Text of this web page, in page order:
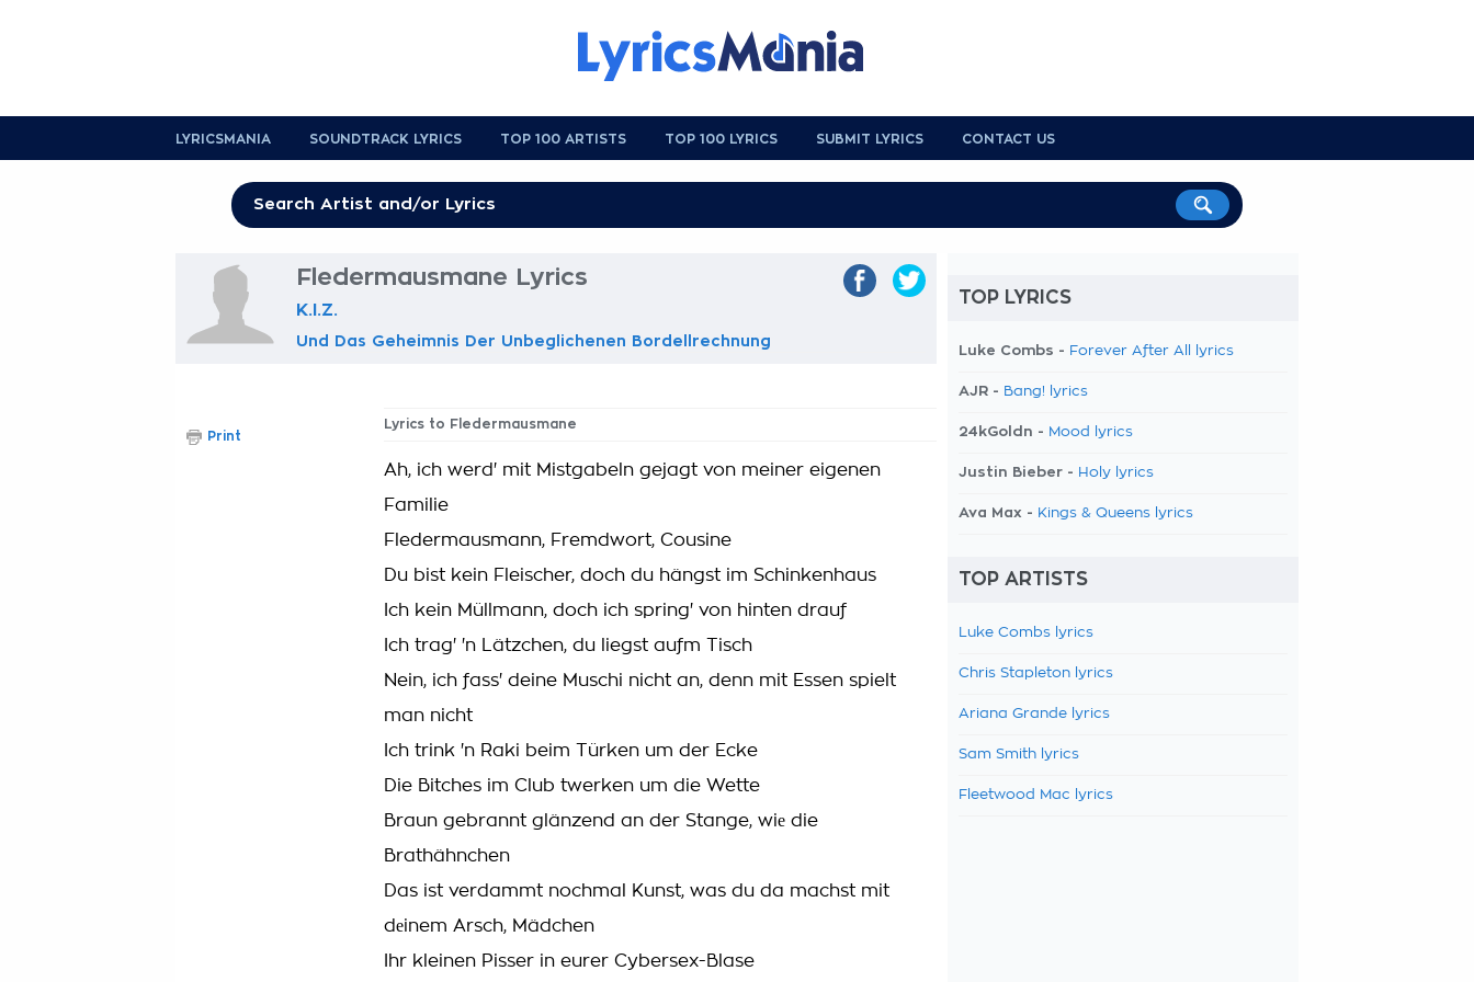
LYRICSMANIA SOUNDTRACK LYRICS TOP 100 ARTISTS TOP 100 LYRICS SUBMIT LYRICS CONTACT US
Fledermausmane Lyrics
K.I.Z.
Und Das Geheimnis Der Unbeglichenen Bordellrechnung
Lyrics to Fledermausmane
Ah, ich werd' mit Mistgabeln gejagt von meiner eigenen
Familie
Fledermausmann, Fremdwort, Cousine
Du bist kein Fleischer, doch du hängst im Schinkenhaus
Ich kein Müllmann, doch ich spring' von hinten drauf
Ich trag' 'n Lätzchen, du liegst aufm Tisch
Nein, ich fass' deine Muschi nicht an, denn mit Essen spielt
man nicht
Ich trink 'n Raki beim Türken um der Ecke
Die Bitches im Club twerken um die Wette
Braun gebrannt glänzend an der Stange, wiе die
Brathähnchen
Das ist verdammt nochmal Kunst, was du da machst mit
dеinem Arsch, Mädchen
Ihr kleinen Pisser in eurer Cybersex-Blase
Print
TOP LYRICS
Luke Combs - Forever After All lyrics
AJR - Bang! lyrics
24kGoldn - Mood lyrics
Justin Bieber - Holy lyrics
Ava Max - Kings & Queens lyrics
TOP ARTISTS
Luke Combs lyrics
Chris Stapleton lyrics
Ariana Grande lyrics
Sam Smith lyrics
Fleetwood Mac lyrics